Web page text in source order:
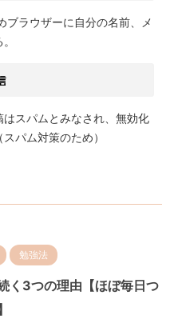
ブラウザーに自分の名前、メ
スパムとみなされ、無効化
パム対策のため）
勉強法
く3つの理由【ほぼ毎日つ